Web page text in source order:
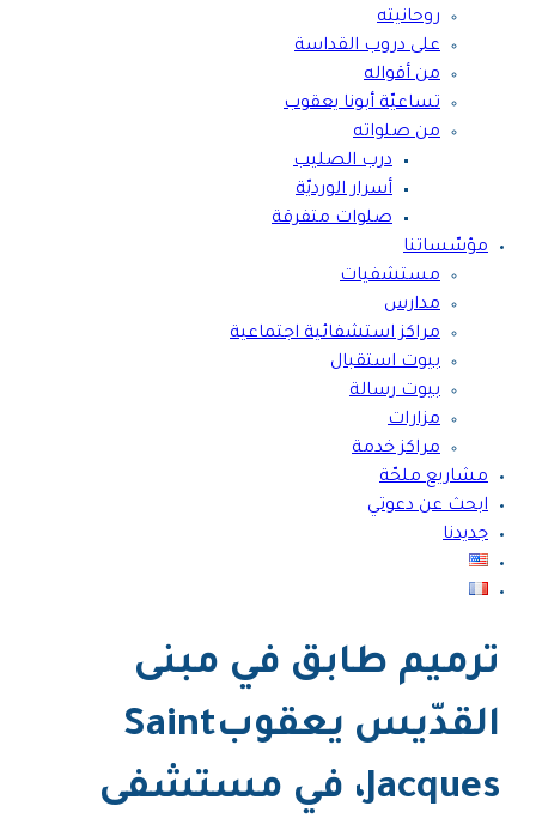
روحانيته
على دروب القداسة
من أقواله
تساعيّة أبونا يعقوب
من صلواته
درب الصليب
أسرار الورديّة
صلوات متفرقة
مؤسّساتنا
مستشفيات
مدارس
مراكز استشفائية اجتماعية
بيوت استقبال
بيوت رسالة
مزارات
مراكز خدمة
مشاريع ملحّة
ابحث عن دعوتي
جديدنا
ترميم طابق في مبنى
القدّيس يعقوبSaint
Jacques، في مستشفى